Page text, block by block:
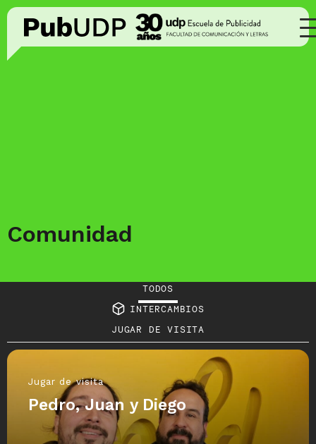
Comunidad
TODOS
INTERCAMBIOS
JUGAR DE VISITA
Jugar de visita
Pedro, Juan y Diego